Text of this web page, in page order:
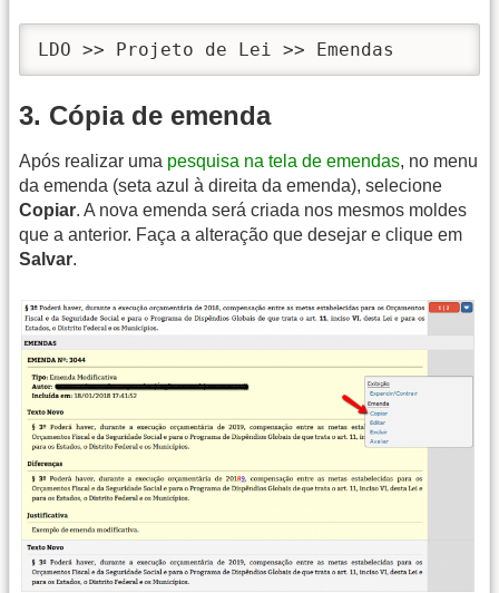
LDO >> Projeto de Lei >> Emendas
3. Cópia de emenda
Após realizar uma pesquisa na tela de emendas, no menu
da emenda (seta azul à direita da emenda), selecione
Copiar. A nova emenda será criada nos mesmos moldes
que a anterior. Faça a alteração que desejar e clique em
Salvar.